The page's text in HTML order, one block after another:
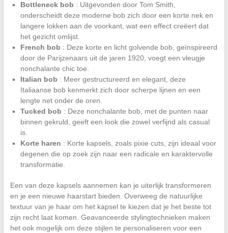
Bottleneck bob : Uitgevonden door Tom Smith,
onderscheidt deze moderne bob zich door een korte nek en
langere lokken aan de voorkant, wat een effect creëert dat
het gezicht omlijst.
French bob : Deze korte en licht golvende bob, geïnspireerd
door de Parijzenaars uit de jaren 1920, voegt een vleugje
nonchalante chic toe.
Italian bob : Meer gestructureerd en elegant, deze
Italiaanse bob kenmerkt zich door scherpe lijnen en een
lengte net onder de oren.
Tucked bob : Deze nonchalante bob, met de punten naar
binnen gekruld, geeft een look die zowel verfijnd als casual
is.
Korte haren : Korte kapsels, zoals pixie cuts, zijn ideaal voor
degenen die op zoek zijn naar een radicale en karaktervolle
transformatie.
Een van deze kapsels aannemen kan je uiterlijk transformeren
en je een nieuwe haarstart bieden. Overweeg de natuurlijke
textuur van je haar om het kapsel te kiezen dat je het beste tot
zijn recht laat komen. Geavanceerde stylingtechnieken maken
het ook mogelijk om deze stijlen te personaliseren voor een